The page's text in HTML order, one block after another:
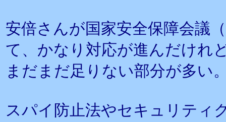
安倍さんが国家安全保障会議
て、かなり対応が進んだけれ
まだまだ足りない部分が多い
スパイ防止法やセキュリティ